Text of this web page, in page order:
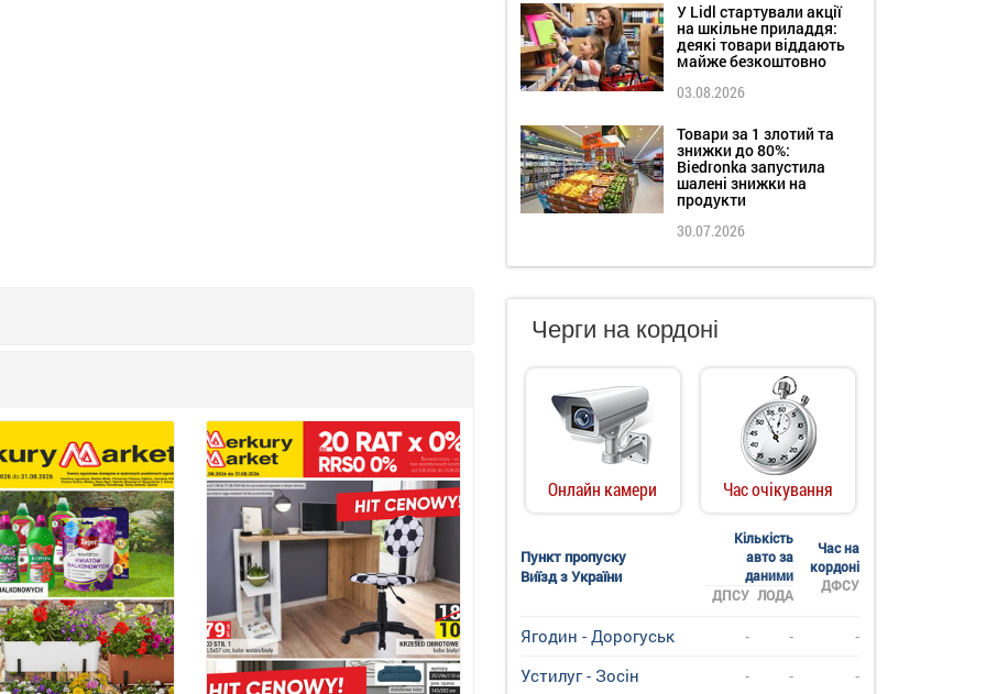
У Lidl стартували акції
на шкільне приладдя:
деякі товари віддають
майже безкоштовно
03.08.2026
Товари за 1 злотий та
знижки до 80%:
Biedronka запустила
шалені знижки на
продукти
30.07.2026
Черги на кордоні
Онлайн камери Час очікування
Пункт пропуску
Виїзд з України
Кількість
авто за
даними
Час на
кордоні
ДФСУ
ДПСУ ЛОДА
Ягодин - Дорогуськ - -
-
Устилуг - Зосін
- -
-